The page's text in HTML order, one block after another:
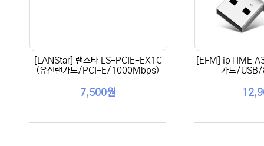
[LANStar] 랜스타 LS-PCIE-EX1C
(유선랜카드/PCI-E/1000Mbps)
7,500원
[EFM] ipTIME
카드/